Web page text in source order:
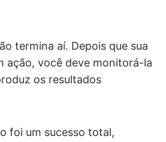
termina aí. Depois que sua
ação, você deve monitorá-la
os resultados
foi um sucesso total,